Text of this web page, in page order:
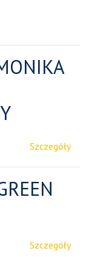
Szczegóły
Szczegóły